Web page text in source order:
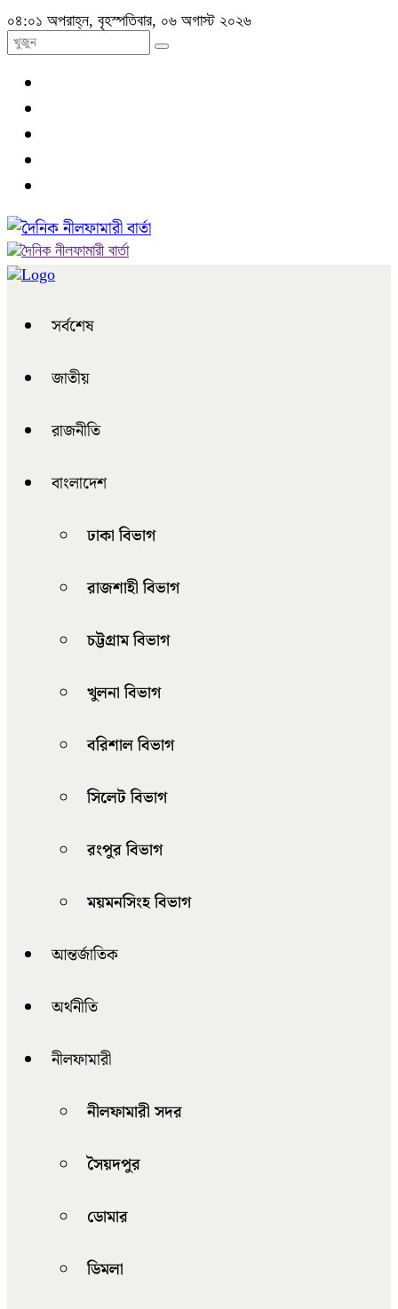
০৪:০১ অপরাহ্ন, বৃহস্পতিবার, ০৬ অগাস্ট ২০২৬
সর্বশেষ
জাতীয়
রাজনীতি
বাংলাদেশ
ঢাকা বিভাগ
রাজশাহী বিভাগ
চট্টগ্রাম বিভাগ
খুলনা বিভাগ
বরিশাল বিভাগ
সিলেট বিভাগ
রংপুর বিভাগ
ময়মনসিংহ বিভাগ
আন্তর্জাতিক
অর্থনীতি
নীলফামারী
নীলফামারী সদর
সৈয়দপুর
ডোমার
ডিমলা